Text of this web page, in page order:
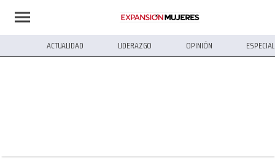
ACTUALIDAD LIDERAZGO OPINIÓN